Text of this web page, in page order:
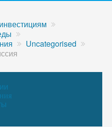
Uncategorised